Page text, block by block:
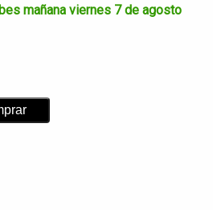
mañana viernes 7 de agosto